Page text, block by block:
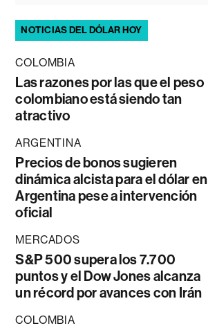
NOTICIAS DEL DÓLAR HOY
COLOMBIA
Las razones por las que el peso
colombiano está siendo tan
atractivo
ARGENTINA
Precios de bonos sugieren
dinámica alcista para el dólar en
Argentina pese a intervención
oficial
MERCADOS
S&P 500 supera los 7.700
puntos y el Dow Jones alcanza
un récord por avances con Irán
COLOMBIA